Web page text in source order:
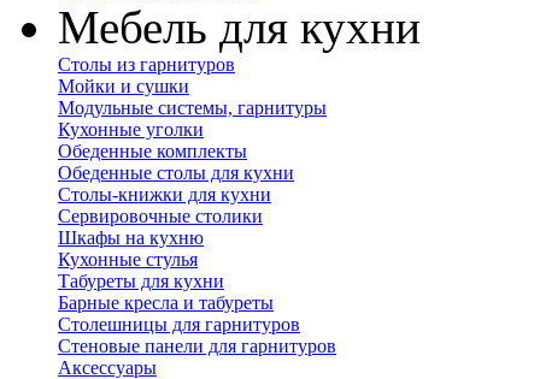
Мебель для кухни
Столы из гарнитуров
Мойки и сушки
Модульные системы, гарнитуры
Кухонные уголки
Обеденные комплекты
Обеденные столы для кухни
Столы-книжки для кухни
Сервировочные столики
Шкафы на кухню
Кухонные стулья
Табуреты для кухни
Барные кресла и табуреты
Столешницы для гарнитуров
Стеновые панели для гарнитуров
Аксессуары